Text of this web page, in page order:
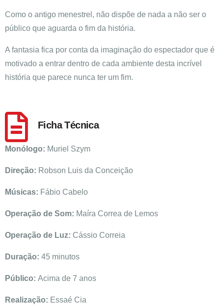
Como o antigo menestrel, não dispõe de nada a não ser o
público que aguarda o fim da história.
A fantasia fica por conta da imaginação do espectador que é
motivado a entrar dentro de cada ambiente desta incrível
história que parece nunca ter um fim.
Ficha Técnica
Monólogo: Muriel Szym
Direção: Robson Luis da Conceição
Músicas: Fábio Cabelo
Operação de Som: Maíra Correa de Lemos
Operação de Luz: Cássio Correia
Duração: 45 minutos
Público: Acima de 7 anos
Realização: Essaé Cia